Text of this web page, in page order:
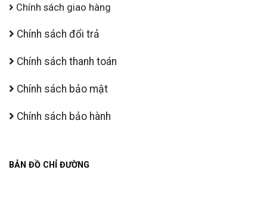
Chính sách giao hàng
Chính sách đổi trả
Chính sách thanh toán
Chính sách bảo mật
Chính sách bảo hành
BẢN ĐỒ CHỈ ĐƯỜNG